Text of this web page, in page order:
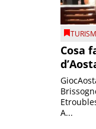
Cosa
A...